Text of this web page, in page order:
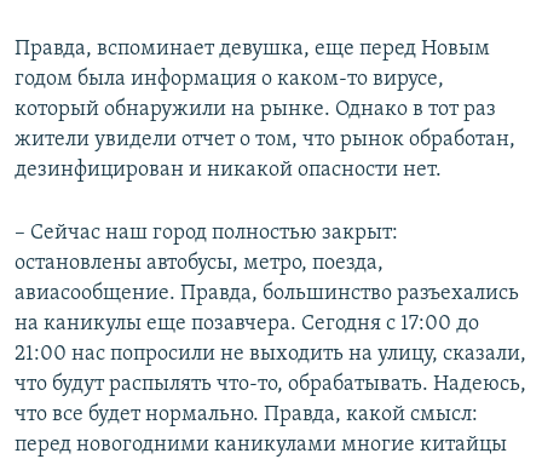
Правда, вспоминает девушка, еще перед Новым
годом была информация о каком-то вирусе,
который обнаружили на рынке. Однако в тот раз
жители увидели отчет о том, что рынок обработан,
дезинфицирован и никакой опасности нет.
– Сейчас наш город полностью закрыт:
остановлены автобусы, метро, поезда,
авиасообщение. Правда, большинство разъехались
на каникулы еще позавчера. Сегодня с 17:00 до
21:00 нас попросили не выходить на улицу, сказали,
что будут распылять что-то, обрабатывать. Надеюсь,
что все будет нормально. Правда, какой смысл:
перед новогодними каникулами многие китайцы